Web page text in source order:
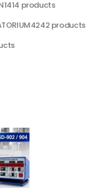
1414 products
4242 products